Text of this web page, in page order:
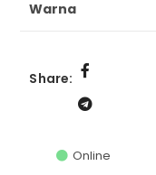
Warna
Share:
Online